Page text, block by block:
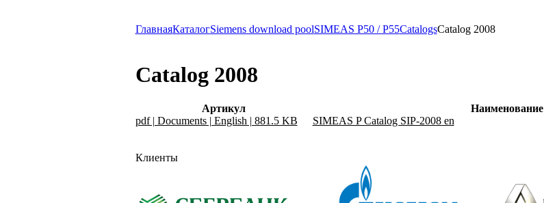
ГлавнаяКаталогSiemens download poolSIMEAS P50 / P55CatalogsCatalog 2008
Catalog 2008
Артикул Наименование
pdf | Documents | English | 881.5 KB
SIMEAS P Catalog SIP-2008 en
Клиенты